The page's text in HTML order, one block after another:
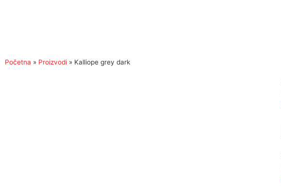
Početna » Proizvodi » Kalliope grey dark